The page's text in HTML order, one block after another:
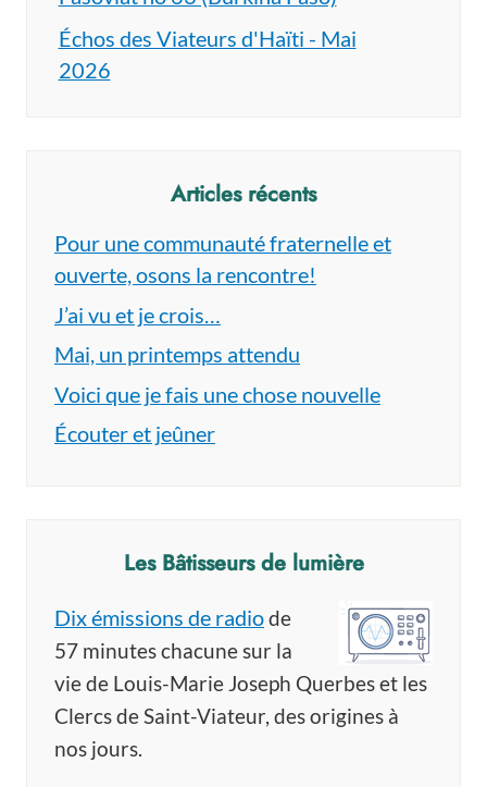
Échos des Viateurs d'Haïti - Mai
2026
Articles récents
Pour une communauté fraternelle et
ouverte, osons la rencontre!
J’ai vu et je crois…
Mai, un printemps attendu
Voici que je fais une chose nouvelle
Écouter et jeûner
Les Bâtisseurs de lumière
Dix émissions de radiode
57 minutes chacune sur la
vie de Louis-Marie Joseph Querbes et les
Clercs de Saint-Viateur, des origines à
nos jours.